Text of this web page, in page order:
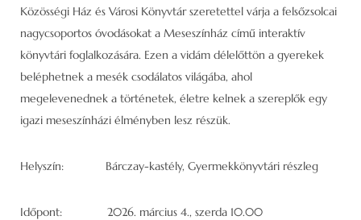
Közösségi Ház és Városi Könyvtár szeretettel várja a felsőzsolcai
nagycsoportos óvodásokat a Meseszínház című interaktív
könyvtári foglalkozására. Ezen a vidám délelőttön a gyerekek
beléphetnek a mesék csodálatos világába, ahol
megelevenednek a történetek, életre kelnek a szereplők egy
igazi meseszínházi élményben lesz részük.
Helyszín: Bárczay-kastély, Gyermekkönyvtári részleg
Időpont: 2026. március 4., szerda 10.00